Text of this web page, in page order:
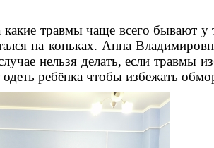
травмы чаще всего бывают у
на коньках. Анна
нельзя делать, если травмы
ребёнка чтобы избежать